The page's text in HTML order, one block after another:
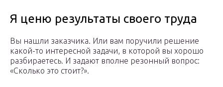
Я ценю результаты своего труда
Вы нашли заказчика. Или вам поручили решение
какой-то интересной задачи, в которой вы хорошо
разбираетесь. И задают вполне резонный вопрос:
«Сколько это стоит?».